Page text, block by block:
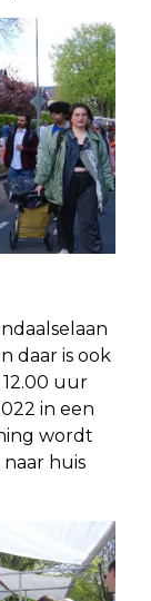
daar is ook
uur
in een
wordt
huis